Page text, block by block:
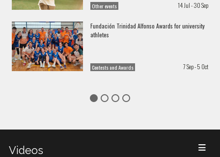
Other events 14 Jul - 30 Sep
Fundación Trinidad Alfonso Awards for university
athletes
Contests and Awards 7 Sep - 5 Oct
Videos